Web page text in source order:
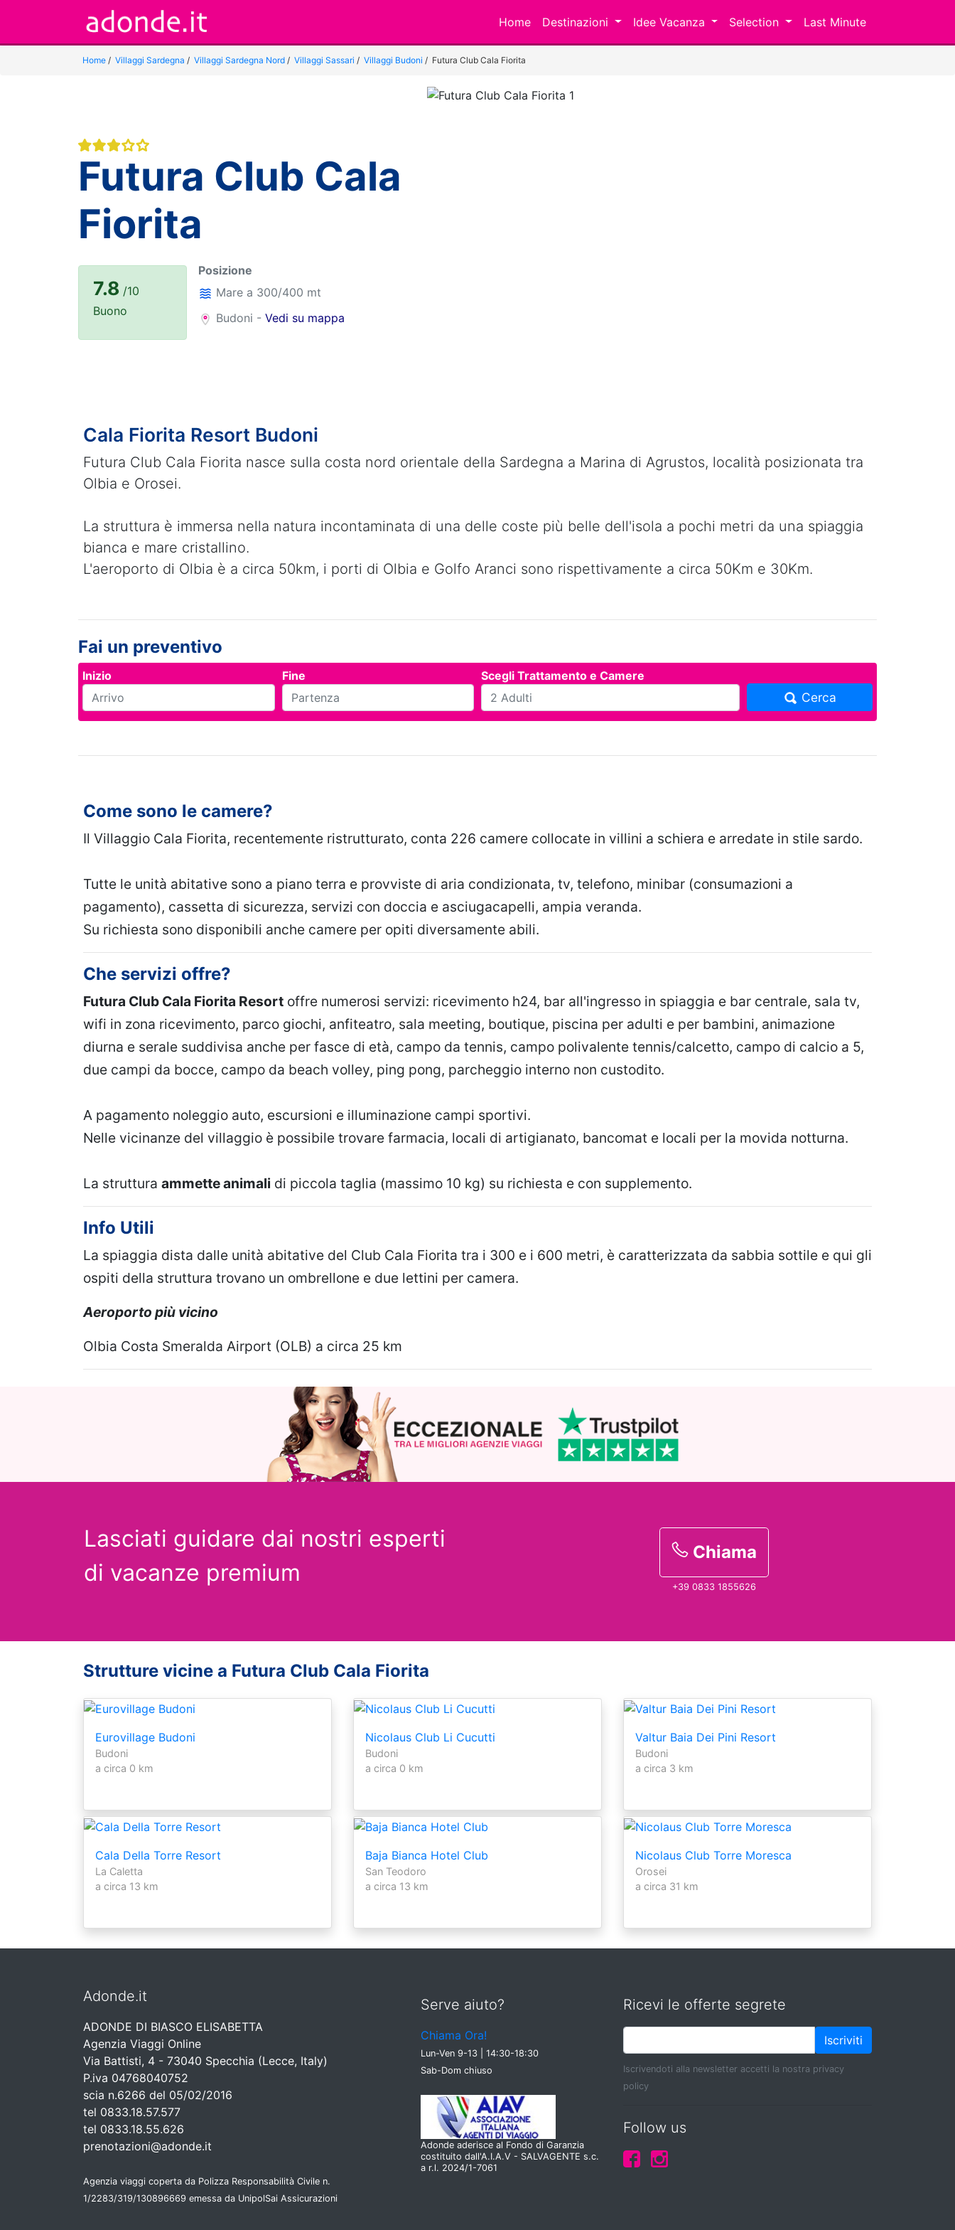
Home Destinazioni Idee Vacanza Selection Last Minute
Home/ Villaggi Sardegna / Villaggi Sardegna Nord/ Villaggi Sassari / Villaggi Budoni / Futura Club Cala Fiorita
Futura Club Cala
Fiorita
7.8 /10
Buono
Posizione
Mare a 300/400 mt
Budoni - Vedi su mappa
Cala Fiorita Resort Budoni
Futura Club Cala Fiorita nasce sulla costa nord orientale della Sardegna a Marina di Agrustos, località posizionata tra
Olbia e Orosei.
La struttura è immersa nella natura incontaminata di una delle coste più belle dell'isola a pochi metri da una spiaggia
bianca e mare cristallino.
L'aeroporto di Olbia è a circa 50km, i porti di Olbia e Golfo Aranci sono rispettivamente a circa 50Km e 30Km.
Fai un preventivo
Inizio Fine Scegli Trattamento e Camere
Cerca
Come sono le camere?
Il Villaggio Cala Fiorita, recentemente ristrutturato, conta 226 camere collocate in villini a schiera e arredate in stile sardo.
Tutte le unità abitative sono a piano terra e provviste di aria condizionata, tv, telefono, minibar (consumazioni a
pagamento), cassetta di sicurezza, servizi con doccia e asciugacapelli, ampia veranda.
Su richiesta sono disponibili anche camere per opiti diversamente abili.
Che servizi offre?
Futura Club Cala Fiorita Resort offre numerosi servizi: ricevimento h24, bar all'ingresso in spiaggia e bar centrale, sala tv,
wifi in zona ricevimento, parco giochi, anfiteatro, sala meeting, boutique, piscina per adulti e per bambini, animazione
diurna e serale suddivisa anche per fasce di età, campo da tennis, campo polivalente tennis/calcetto, campo di calcio a 5,
due campi da bocce, campo da beach volley, ping pong, parcheggio interno non custodito.
A pagamento noleggio auto, escursioni e illuminazione campi sportivi.
Nelle vicinanze del villaggio è possibile trovare farmacia, locali di artigianato, bancomat e locali per la movida notturna.
La struttura ammette animali di piccola taglia (massimo 10 kg) su richiesta e con supplemento.
Info Utili
La spiaggia dista dalle unità abitative del Club Cala Fiorita tra i 300 e i 600 metri, è caratterizzata da sabbia sottile e qui gli
ospiti della struttura trovano un ombrellone e due lettini per camera.
Aeroporto più vicino
Olbia Costa Smeralda Airport (OLB) a circa 25 km
Lasciati guidare dai nostri esperti
di vacanze premium
Chiama
+39 0833 1855626
Strutture vicine a Futura Club Cala Fiorita
Eurovillage Budoni
Budoni
a circa 0 km
Nicolaus Club Li Cucutti
Budoni
a circa 0 km
Valtur Baia Dei Pini Resort
Budoni
a circa 3 km
Cala Della Torre Resort
La Caletta
a circa 13 km
Baja Bianca Hotel Club
San Teodoro
a circa 13 km
Nicolaus Club Torre Moresca
Orosei
a circa 31 km
Adonde.it
ADONDE DI BIASCO ELISABETTA
Agenzia Viaggi Online
Via Battisti, 4 - 73040 Specchia (Lecce, Italy)
P.iva 04768040752
scia n.6266 del 05/02/2016
tel 0833.18.57.577
tel 0833.18.55.626
prenotazioni@adonde.it
Agenzia viaggi coperta da Polizza Responsabilità Civile n.
1/2283/319/130896669 emessa da UnipolSai Assicurazioni
Serve aiuto?
Chiama Ora!
Lun-Ven 9-13 | 14:30-18:30
Sab-Dom chiuso
Adonde aderisce al Fondo di Garanzia
costituito dall'A.I.A.V - SALVAGENTE s.c.
a r.l. 2024/1-7061
Ricevi le offerte segrete
Iscriviti
Iscrivendoti alla newsletter accetti la nostra privacy
policy
Follow us